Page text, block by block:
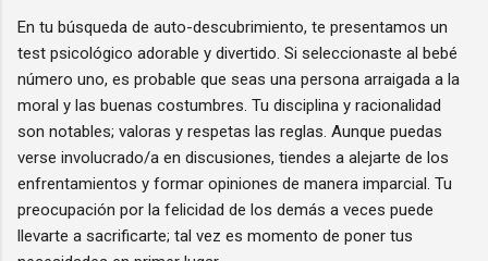
En tu búsqueda de auto-descubrimiento, te presentamos un
test psicológico adorable y divertido. Si seleccionaste al bebé
número uno, es probable que seas una persona arraigada a la
moral y las buenas costumbres. Tu disciplina y racionalidad
son notables; valoras y respetas las reglas. Aunque puedas
verse involucrado/a en discusiones, tiendes a alejarte de los
enfrentamientos y formar opiniones de manera imparcial. Tu
preocupación por la felicidad de los demás a veces puede
llevarte a sacrificarte; tal vez es momento de poner tus